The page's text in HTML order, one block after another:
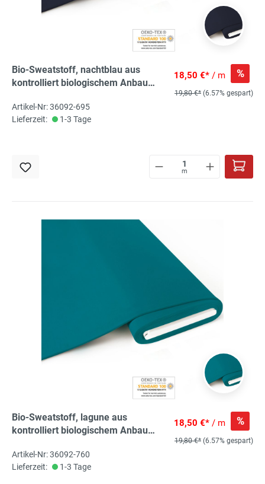
Bio-Sweatstoff, nachtblau aus
kontrolliert biologischem Anbau
18,50 €* / m %
19,80 €* (6.57% gespart)
Artikel-Nr: 36092-695
Lieferzeit:
1-3 Tage
m
Bio-Sweatstoff, lagune aus
kontrolliert biologischem Anbau
18,50 €* / m %
19,80 €* (6.57% gespart)
Artikel-Nr: 36092-760
Lieferzeit:
1-3 Tage